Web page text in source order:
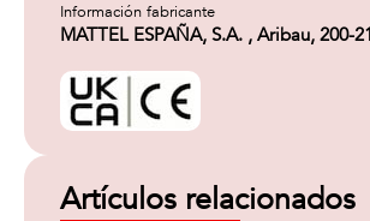
Información fabricante
MATTEL ESPAÑA, S.A. , Aribau, 200-
Artículos relacionados